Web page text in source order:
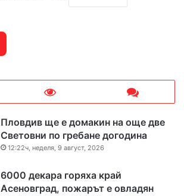
Пловдив ще е домакин на още две
Световни по гребане догодина
12:22ч, неделя, 9 август, 2026
6000 декара горяха край
Асеновград, пожарът е овладян